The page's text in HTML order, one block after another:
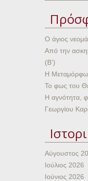
Ο άγιος
Από την
(Β’)
Η
Το φως του
Η αγνότητα,
Γεωργίου
Αύγουστος
Ιούλιος 2026
Ιούνιος 2026